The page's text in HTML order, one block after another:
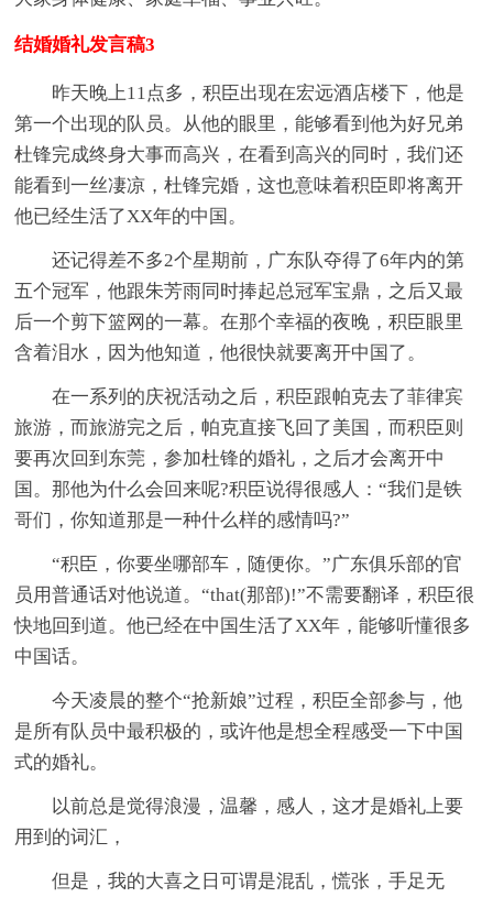
结婚婚礼发言稿3
昨天晚上11点多，积臣出现在宏远酒店楼下，他是
第一个出现的队员。从他的眼里，能够看到他为好兄弟
杜锋完成终身大事而高兴，在看到高兴的同时，我们还
能看到一丝凄凉，杜锋完婚，这也意味着积臣即将离开
他已经生活了XX年的中国。
还记得差不多2个星期前，广东队夺得了6年内的第
五个冠军，他跟朱芳雨同时捧起总冠军宝鼎，之后又最
后一个剪下篮网的一幕。在那个幸福的夜晚，积臣眼里
含着泪水，因为他知道，他很快就要离开中国了。
在一系列的庆祝活动之后，积臣跟帕克去了菲律宾
旅游，而旅游完之后，帕克直接飞回了美国，而积臣则
要再次回到东莞，参加杜锋的婚礼，之后才会离开中
国。那他为什么会回来呢?积臣说得很感人：“我们是铁
哥们，你知道那是一种什么样的感情吗?”
“积臣，你要坐哪部车，随便你。”广东俱乐部的官
员用普通话对他说道。“that(那部)!”不需要翻译，积臣很
快地回到道。他已经在中国生活了XX年，能够听懂很多
中国话。
今天凌晨的整个“抢新娘”过程，积臣全部参与，他
是所有队员中最积极的，或许他是想全程感受一下中国
式的婚礼。
以前总是觉得浪漫，温馨，感人，这才是婚礼上要
用到的词汇，
但是，我的大喜之日可谓是混乱，慌张，手足无